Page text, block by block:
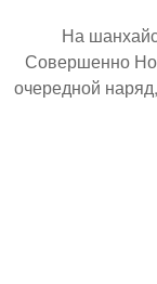
На
Совершенно
очередной